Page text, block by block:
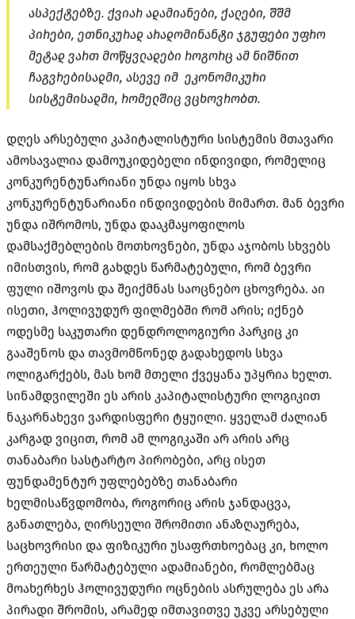
ასპექტებზე. ქვიარ ადამიანები, ქალები, შშმ
პირები, ეთნიკურად არადომინანტი ჯგუფები უფრო
მეტად ვართ მოწყვლადები როგორც ამ ნიშნით
ჩაგვრებისადმი, ასევე იმ ეკონომიკური
სისტემისადმი, რომელშიც ვცხოვრობთ.
დღეს არსებული კაპიტალისტური სისტემის მთავარი
ამოსავალია დამოუკიდებელი ინდივიდი, რომელიც
კონკურენტუნარიანი უნდა იყოს სხვა
კონკურენტუნარიანი ინდივიდების მიმართ. მან ბევრი
უნდა იშრომოს, უნდა დააკმაყოფილოს
დამსაქმებლების მოთხოვნები, უნდა აჯობოს სხვებს
იმისთვის, რომ გახდეს წარმატებული, რომ ბევრი
ფული იშოვოს და შეიქმნას საოცნებო ცხოვრება. აი
ისეთი, ჰოლივუდურ ფილმებში რომ არის; იქნებ
ოდესმე საკუთარი დენდროლოგიური პარკიც კი
გააშენოს და თავმომწონედ გადახედოს სხვა
ოლიგარქებს, მას ხომ მთელი ქვეყანა უპყრია ხელთ.
სინამდვილეში ეს არის კაპიტალისტური ლოგიკით
ნაკარნახევი ვარდისფერი ტყუილი. ყველამ ძალიან
კარგად ვიცით, რომ ამ ლოგიკაში არ არის არც
თანაბარი სასტარტო პირობები, არც ისეთ
ფუნდამენტურ უფლებებზე თანაბარი
ხელმისაწვდომობა, როგორიც არის ჯანდაცვა,
განათლება, ღირსეული შრომითი ანაზღაურება,
საცხოვრისი და ფიზიკური უსაფრთხოებაც კი, ხოლო
ერთეული წარმატებული ადამიანები, რომლებმაც
მოახერხეს ჰოლივუდური ოცნების ასრულება ეს არა
პირადი შრომის, არამედ იმთავითვე უკვე არსებული